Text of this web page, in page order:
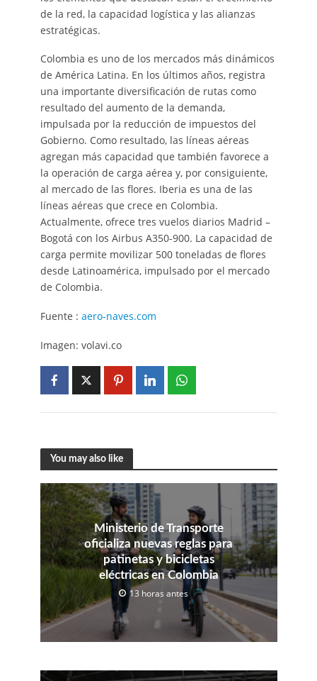
de la red, la capacidad logística y las alianzas
estratégicas.
Colombia es uno de los mercados más dinámicos
de América Latina. En los últimos años, registra
una importante diversificación de rutas como
resultado del aumento de la demanda,
impulsada por la reducción de impuestos del
Gobierno. Como resultado, las líneas aéreas
agregan más capacidad que también favorece a
la operación de carga aérea y, por consiguiente,
al mercado de las flores. Iberia es una de las
líneas aéreas que crece en Colombia.
Actualmente, ofrece tres vuelos diarios Madrid –
Bogotá con los Airbus A350-900. La capacidad de
carga permite movilizar 500 toneladas de flores
desde Latinoamérica, impulsado por el mercado
de Colombia.
Fuente : aero-naves.com
Imagen: volavi.co
You may also like
Ministerio de Transporte
oficializa nuevas reglas para
patinetas y bicicletas
eléctricas en Colombia
13 horas antes